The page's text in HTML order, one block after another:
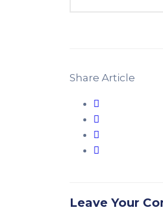
Share Article
Leave Your